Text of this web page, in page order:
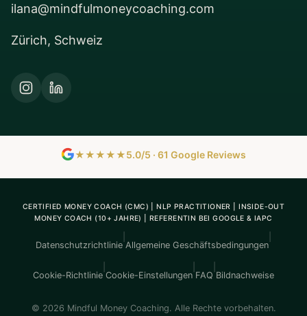
ilana@mindfulmoneycoaching.com
Zürich, Schweiz
★★★★★5.0/5 · 61 Google Reviews
CERTIFIED MONEY COACH (CMC) | NLP PRACTITIONER | INSIDE-OUT
MONEY COACH (10+ JAHRE) | REFERENTIN BEI GOOGLE & IAPC
Datenschutzrichtlinie Allgemeine Geschäftsbedingungen
Cookie-Richtlinie Cookie-Einstellungen FAQ Bildnachweise
© 2026 Mindful Money Coaching. Alle Rechte vorbehalten.